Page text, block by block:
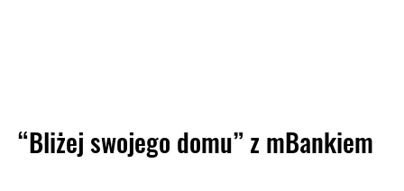
“Bliżej swojego domu” z mBankiem